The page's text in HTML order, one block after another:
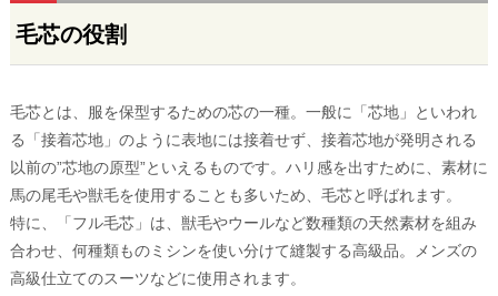
毛芯の役割
毛芯とは、服を保型するための芯の一種。一般に「芯地」といわれ
る「接着芯地」のように表地には接着せず、接着芯地が発明される
以前の”芯地の原型”といえるものです。ハリ感を出すために、素材に
馬の尾毛や獣毛を使用することも多いため、毛芯と呼ばれます。
特に、「フル毛芯」は、獣毛やウールなど数種類の天然素材を組み
合わせ、何種類ものミシンを使い分けて縫製する高級品。メンズの
高級仕立てのスーツなどに使用されます。